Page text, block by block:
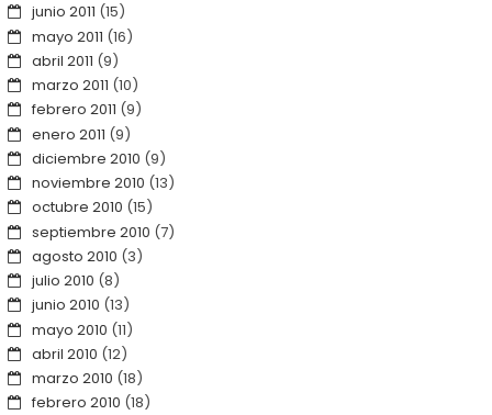
junio 2011 (15)
mayo 2011 (16)
abril 2011 (9)
marzo 2011 (10)
febrero 2011 (9)
enero 2011 (9)
diciembre 2010 (9)
noviembre 2010 (13)
octubre 2010 (15)
septiembre 2010 (7)
agosto 2010 (3)
julio 2010 (8)
junio 2010 (13)
mayo 2010 (11)
abril 2010 (12)
marzo 2010 (18)
febrero 2010 (18)